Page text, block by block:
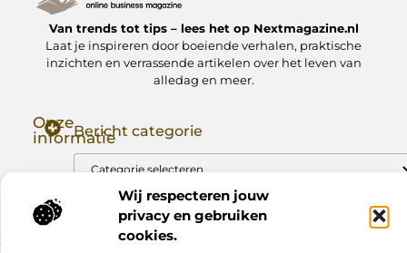
Wij respecteren jouw
privacy en gebruiken
cookies.
Van trends tot tips – lees het op Nextmagazine.nl
Laat je inspireren door boeiende verhalen, praktische
inzichten en verrassende artikelen over het leven van
alledag en meer.
Onze
informatieBericht categorie